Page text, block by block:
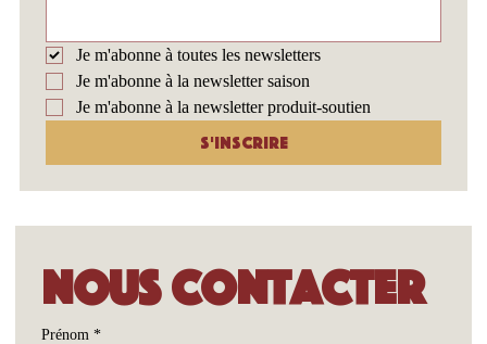
Je m'abonne à toutes les newsletters
Je m'abonne à la newsletter saison
Je m'abonne à la newsletter produit-soutien
S'inscrire
Nous contacter
Prénom *